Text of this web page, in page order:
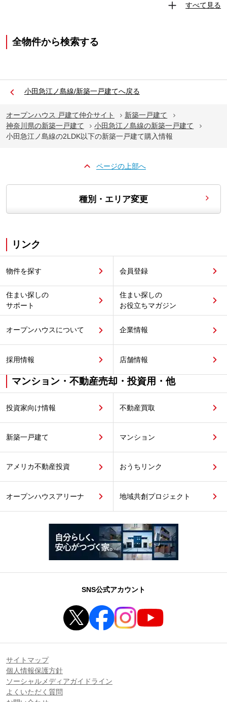
すべて見る
全物件から検索する
小田急江ノ島線/新築一戸建てへ戻る
オープンハウス 戸建て仲介サイト
新築一戸建て
神奈川県の新築一戸建て
小田急江ノ島線の新築一戸建て
小田急江ノ島線の2LDK以下の新築一戸建て購入情報
ページの上部へ
種別・エリア変更
リンク
物件を探す 会員登録
住まい探しの
サポート
住まい探しの
お役立ちマガジン
オープンハウスについて 企業情報
採用情報 店舗情報
マンション・不動産売却・投資用・他
投資家向け情報 不動産買取
新築一戸建て マンション
アメリカ不動産投資 おうちリンク
オープンハウスアリーナ 地域共創プロジェクト
SNS公式アカウント
サイトマップ
個人情報保護方針
ソーシャルメディアガイドライン
よくいただく質問